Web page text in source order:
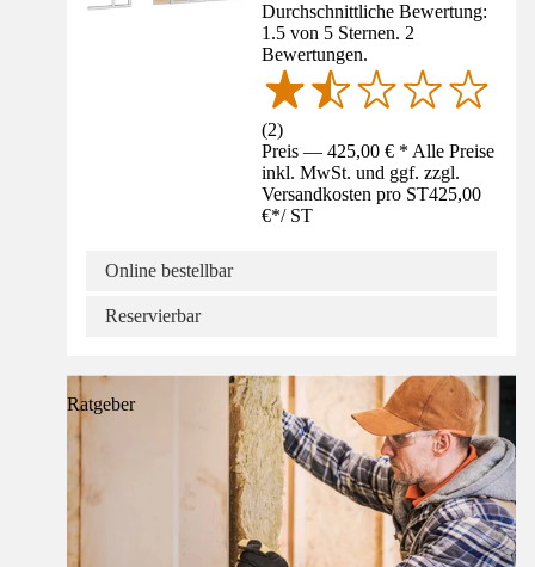
Durchschnittliche Bewertung:
1.5 von 5 Sternen. 2
Bewertungen.
(2)
Preis — 425,00 € * Alle Preise
inkl. MwSt. und ggf. zzgl.
Versandkosten pro ST425,00
€*/ ST
Online bestellbar
Reservierbar
Ratgeber